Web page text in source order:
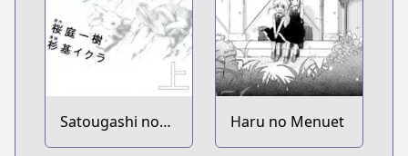
Satougashi no
Dangan wa
Haru no Menuet